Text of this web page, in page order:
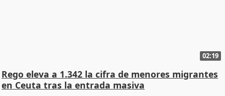
02:19
Rego eleva a 1.342 la cifra de menores migrantes
en Ceuta tras la entrada masiva